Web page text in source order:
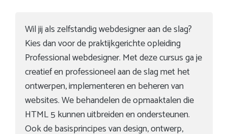
Wil jij als zelfstandig webdesigner aan de slag?
Kies dan voor de praktijkgerichte opleiding
Professional webdesigner. Met deze cursus ga je
creatief en professioneel aan de slag met het
ontwerpen, implementeren en beheren van
websites. We behandelen de opmaaktalen die
HTML 5 kunnen uitbreiden en ondersteunen.
Ook de basisprincipes van design, ontwerp,